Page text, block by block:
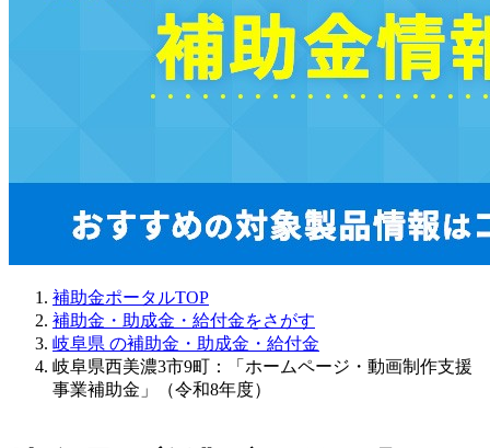
補助金ポータルTOP
補助金・助成金・給付金をさがす
岐阜県 の補助金・助成金・給付金
岐阜県西美濃3市9町：「ホームページ・動画制作支援
事業補助金」（令和8年度）